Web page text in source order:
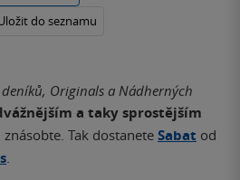
do seznamu
Originals a Nádherných
a taky sprostějším
Tak dostanete Sabat od